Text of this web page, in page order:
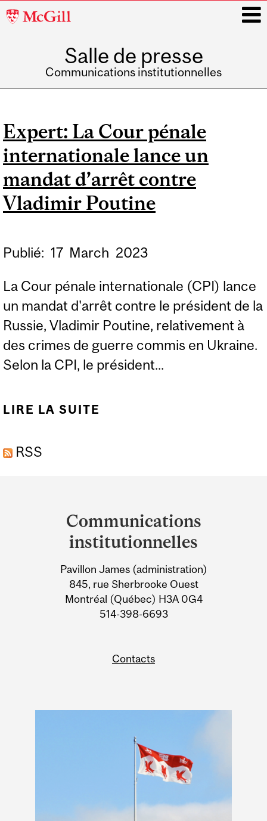
McGill
Salle de presse
Communications institutionnelles
Expert: La Cour pénale
internationale lance un
mandat d’arrêt contre
Vladimir Poutine
Publié: 17 March 2023
La Cour pénale internationale (CPI) lance
un mandat d'arrêt contre le président de la
Russie, Vladimir Poutine, relativement à
des crimes de guerre commis en Ukraine.
Selon la CPI, le président...
LIRE LA SUITE
VLADIMIR POUTINE
RSS
University
Information
Communications
institutionnelles
Pavillon James (administration)
845, rue Sherbrooke Ouest
Montréal (Québec) H3A 0G4
514-398-6693
Contacts